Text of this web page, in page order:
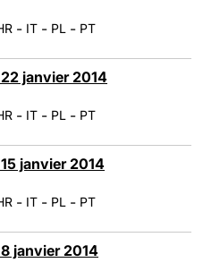
- IT - PL - PT
janvier 2014
- IT - PL - PT
janvier 2014
- IT - PL - PT
janvier 2014